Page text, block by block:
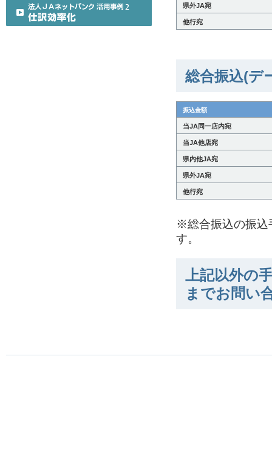
県外JA宛
他行宛
総合振込(デ
振込金額
当JA同一店内宛
当JA他店宛
県内他JA宛
県外JA宛
他行宛
※総合振込の振込
す。
上記以外の
までお問い